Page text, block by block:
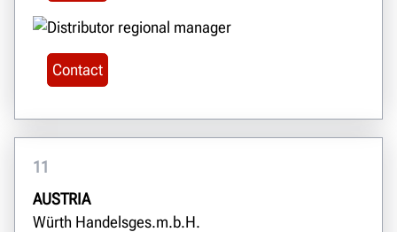
Contact
11
AUSTRIA
Würth Handelsges.m.b.H.